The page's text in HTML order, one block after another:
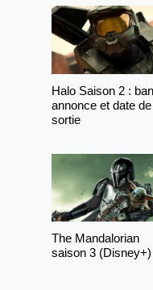
Halo Saison 2 :
annonce et date de
sortie
The Mandalorian
saison 3 (Disney+)